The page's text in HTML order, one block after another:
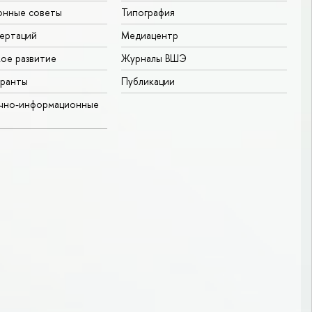
советы
развитие
информационные
Типография
Медиацентр
Журналы ВШЭ
Публикации